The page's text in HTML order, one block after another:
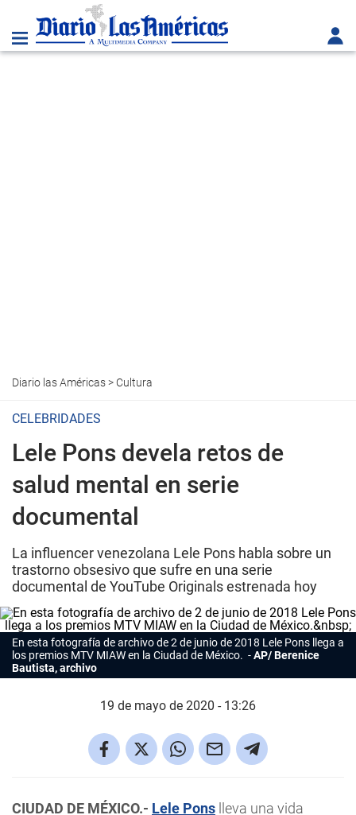
Diario las Américas> Cultura
CELEBRIDADES
Lele Pons devela retos de
salud mental en serie
documental
La influencer venezolana Lele Pons habla sobre un
trastorno obsesivo que sufre en una serie
documental de YouTube Originals estrenada hoy
En esta fotografía de archivo de 2 de junio de 2018 Lele Pons llega a
los premios MTV MIAW en la Ciudad de México.
AP/ Berenice
Bautista, archivo
19 de mayo de 2020 - 13:26
CIUDAD DE MÉXICO.- Lele Pons lleva una vida